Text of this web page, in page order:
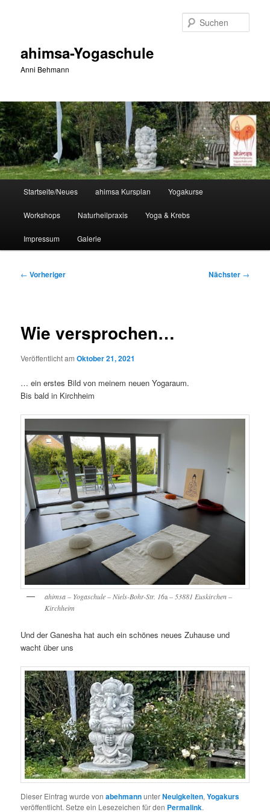
ahimsa-Yogaschule
Anni Behmann
Startseite/Neues ahimsa Kursplan Yogakurse
Workshops Naturheilpraxis Yoga & Krebs
Impressum Galerie
Beitragsnavigation
← Vorheriger Nächster →
Wie versprochen…
Veröffentlicht amOktober 21, 2021
… ein erstes Bild von meinem neuen Yogaraum.
Bis bald in Kirchheim
ahimsa – Yogaschule – Niels-Bohr-Str. 16a– 53881 Euskirchen –
Kirchheim
Und der Ganesha hat auch ein schönes neues Zuhause und
wacht über uns
Dieser Eintrag wurde vonabehmannunterNeuigkeiten,Yogakurs
veröffentlicht. Setze ein Lesezeichen für den Permalink.